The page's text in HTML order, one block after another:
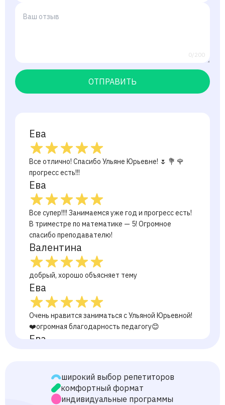
0/200
ОТПРАВИТЬ
Ева
Все отлично! Спасибо Ульяне Юрьевне! 🌷 💐 🌹
прогресс есть!!!
Ева
Все супер!!!! Занимаемся уже год и прогресс есть!
В триместре по математике — 5! Огромное
спасибо преподавателю!
Валентина
добрый, хорошо объясняет тему
Ева
Очень нравится заниматься с Ульяной Юрьевной!
❤️огромная благодарность педагогу😊
Ева
уходит!!!! Очень нравиться заниматься!!!!!Спасибо)
широкий выбор репетиторов
комфортный формат
индивидуальные программы